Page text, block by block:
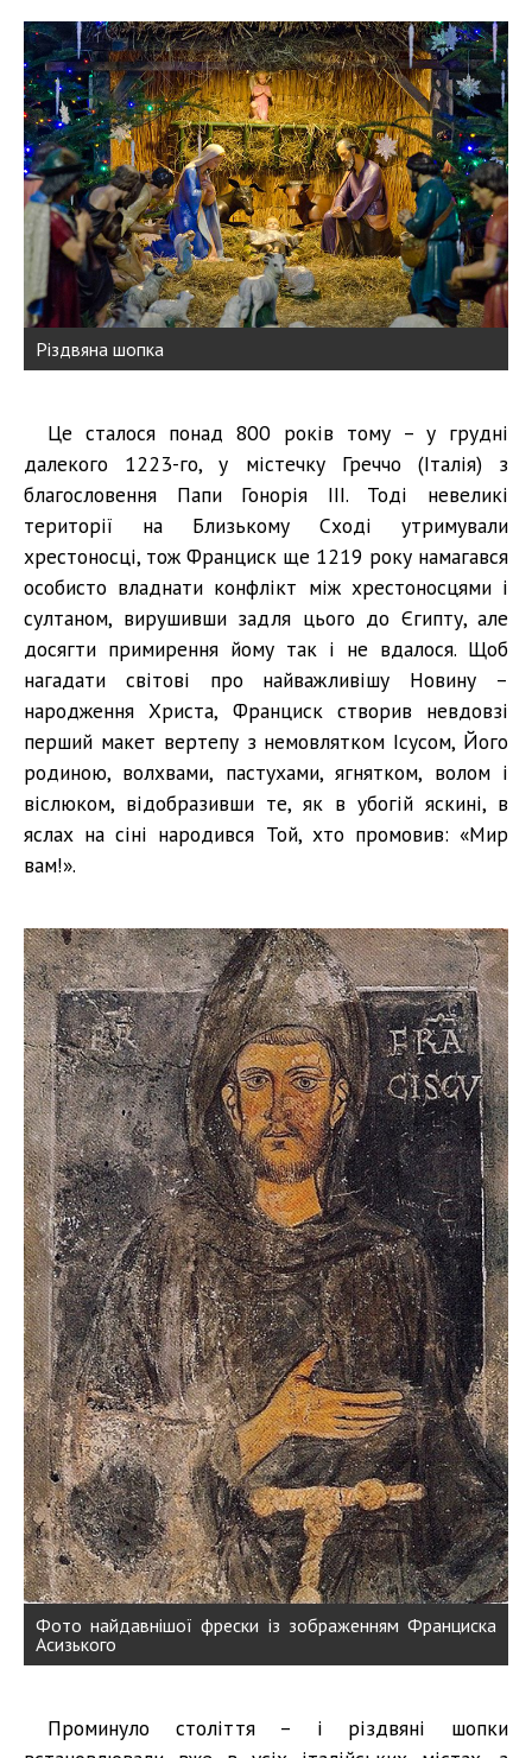
Різдвяна шопка
Це сталося понад 800 років тому – у грудні
далекого 1223-го, у містечку Греччо (Італія) з
благословення Папи Гонорія ІІІ. Тоді невеликі
території на Близькому Сході утримували
хрестоносці, тож Франциск ще 1219 року намагався
особисто владнати конфлікт між хрестоносцями і
султаном, вирушивши задля цього до Єгипту, але
досягти примирення йому так і не вдалося. Щоб
нагадати світові про найважливішу Новину –
народження Христа, Франциск створив невдовзі
перший макет вертепу з немовлятком Ісусом, Його
родиною, волхвами, пастухами, ягнятком, волом і
віслюком, відобразивши те, як в убогій яскині, в
яслах на сіні народився Той, хто промовив: «Мир
вам!».
Фото найдавнішої фрески із зображенням Франциска
Асизького
Проминуло століття – і різдвяні шопки